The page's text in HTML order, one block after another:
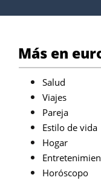
Más en
Salud
Viajes
Pareja
Estilo de vida
Hogar
Horóscopo